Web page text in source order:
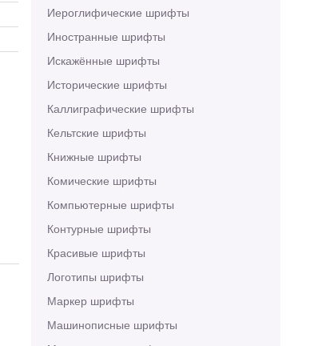
Иероглифические шрифты
Иностранные шрифты
Искажённые шрифты
Исторические шрифты
Каллиграфические шрифты
Кельтские шрифты
Книжные шрифты
Комические шрифты
Компьютерные шрифты
Контурные шрифты
Красивые шрифты
Логотипы шрифты
Маркер шрифты
Машинописные шрифты